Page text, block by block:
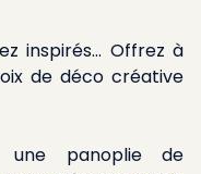
inspirés... Offrez à
de déco créative
une panoplie de